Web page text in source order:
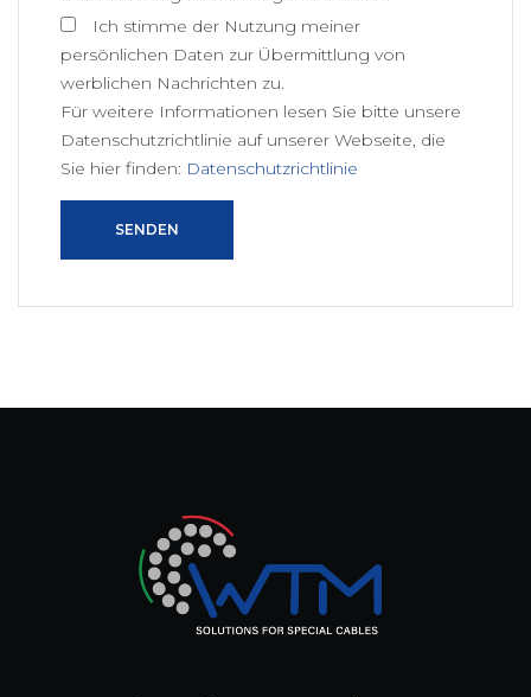
Ich stimme der Nutzung meiner
persönlichen Daten zur Übermittlung von
werblichen Nachrichten zu.
Für weitere Informationen lesen Sie bitte unsere
Datenschutzrichtlinie auf unserer Webseite, die
Sie hier finden: Datenschutzrichtlinie
SENDEN